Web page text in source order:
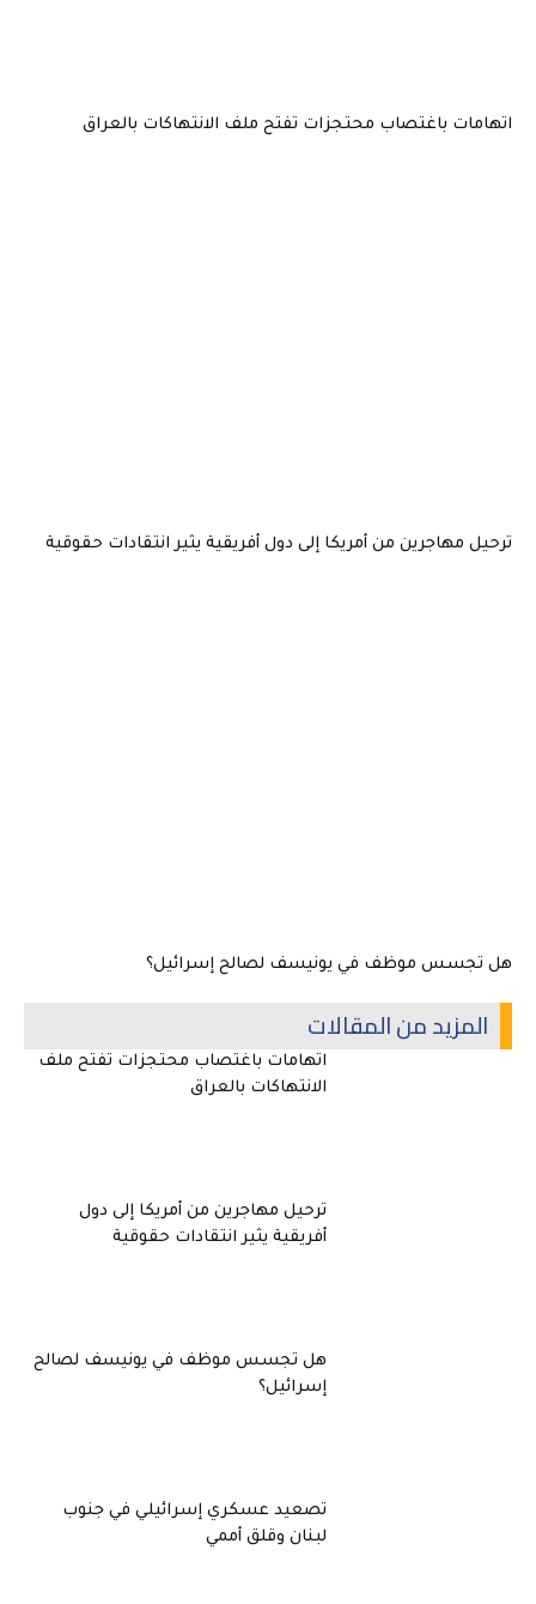
اتهامات باغتصاب محتجزات تفتح ملف الانتهاكات بالعراق
ترحيل مهاجرين من أمريكا إلى دول أفريقية يثير انتقادات حقوقية
هل تجسس موظف في يونيسف لصالح إسرائيل؟
المزيد من المقالات
اتهامات باغتصاب محتجزات تفتح ملف
الانتهاكات بالعراق
ترحيل مهاجرين من أمريكا إلى دول
أفريقية يثير انتقادات حقوقية
هل تجسس موظف في يونيسف لصالح
إسرائيل؟
تصعيد عسكري إسرائيلي في جنوب
لبنان وقلق أممي